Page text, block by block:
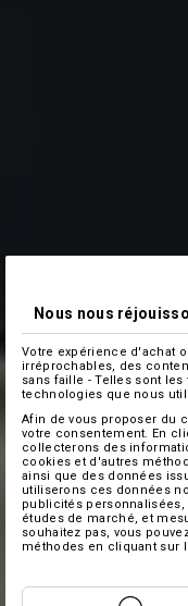
Nous nous
Votre expérience d'achat
irréprochables, des
sans faille - Telles sont
technologies que nous
Afin de vous proposer du
votre consentement. En
collecterons des
cookies et d'autres
ainsi que des données
utiliserons ces données
publicités
études de marché, et
souhaitez pas, vous
méthodes en cliquant sur